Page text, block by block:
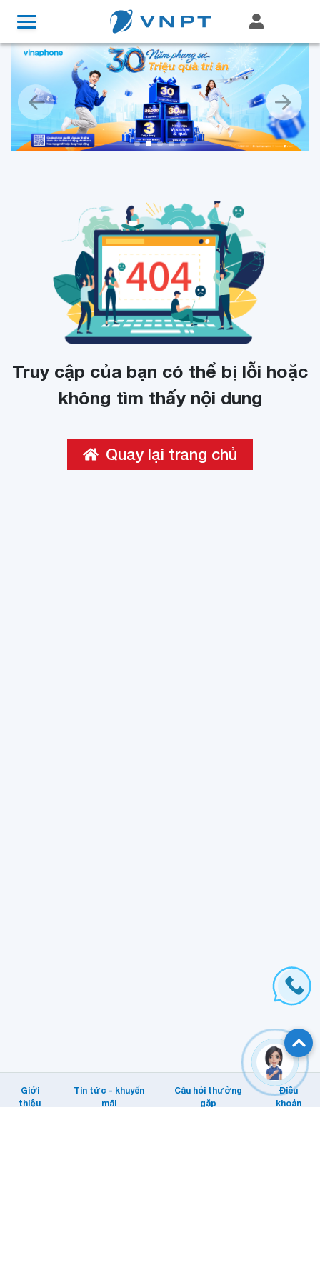
Truy cập của bạn có thể bị lỗi hoặc
không tìm thấy nội dung
Quay lại trang chủ
Giới
thiệu
Tin tức - khuyến
mãi
Câu hỏi thường
gặp
Điều
khoản